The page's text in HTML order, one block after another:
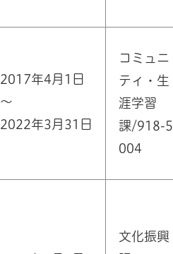
2017年4月1日
～
2022年3月31日
コミュニ
ティ・生
涯学習
課/918-5
004
文化振興